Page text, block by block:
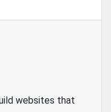
websites that